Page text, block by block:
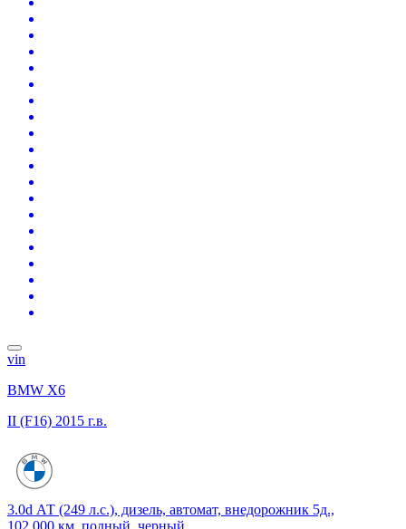
vin
BMW X6
II (F16) 2015 г.в.
3.0d АТ (249 л.с.), дизель, автомат, внедорожник 5д.,
102 000 км, полный, черный